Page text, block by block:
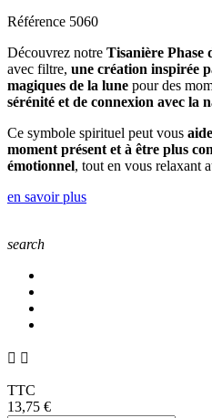
Référence 5060
Découvrez notre Tisanière Phase
avec filtre, une création inspirée
magiques de la lune pour des
sérénité et de connexion avec la
Ce symbole spirituel peut vous
moment présent et à être plus
émotionnel, tout en vous relaxant
en savoir plus
search
 
TTC
13,75 €